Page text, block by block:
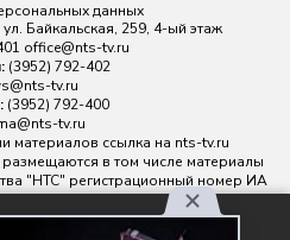
данных
ул. Байкальская, 259, 4-ый этаж
office@nts-tv.ru
(3952) 792-402
tv.ru
(3952) 792-400
tv.ru
материалов ссылка на nts-tv.ru
в том числе материалы
"НТС" регистрационный номер ИА
Федеральной службой по
технологий и массовых